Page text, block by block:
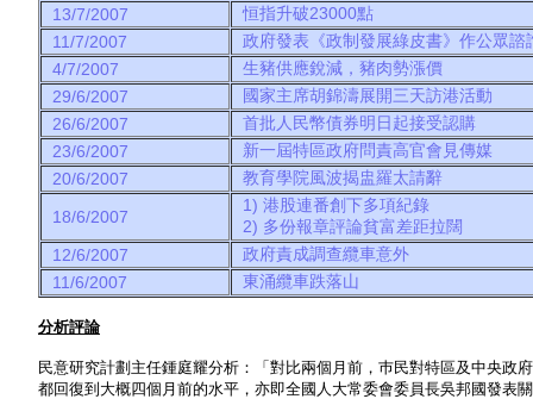
13/7/2007
恒指升破23000點
11/7/2007
政府發表《政制發展綠皮書》作公眾
4/7/2007
生豬供應銳減，豬肉勢漲價
29/6/2007
國家主席胡錦濤展開三天訪港活動
26/6/2007
首批人民幣債券明日起接受認購
23/6/2007
新一屆特區政府問責高官會見傳媒
20/6/2007
教育學院風波揭盅羅太請辭
18/6/2007
1) 港股連番創下多項紀錄
2) 多份報章評論貧富差距拉闊
12/6/2007
政府責成調查纜車意外
11/6/2007
東涌纜車跌落山
分析評論
民意研究計劃主任鍾庭耀分析：「對比兩個月前，巿民對特區及中央政
都回復到大概四個月前的水平，亦即全國人大常委會委員長吳邦國發表